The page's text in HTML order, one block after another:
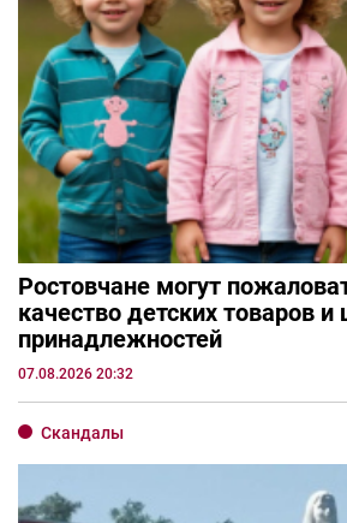
Ростовчане могут
качество детских товаров
принадлежностей
07.08.2026 20:32
Скандалы